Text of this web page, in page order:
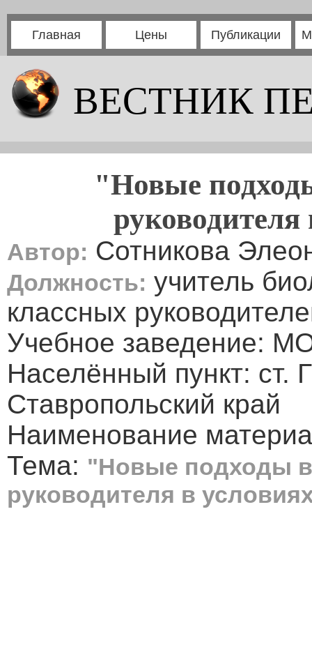
Главная Цены Публикации
ВЕСТНИК
"Новые
Автор: Сотникова
Должность: учитель
классных
Учебное заведение:
Населённый пункт: ст.
Ставропольский край
Наименование
Тема: "Новые подходы в
руководителя в